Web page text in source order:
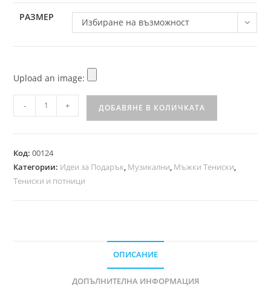
РАЗМЕР Избиране на възможност
Upload an image:
- + ДОБАВЯНЕ В КОЛИЧКАТА
Код:00124
Категории: Идеи за Подарък, Музикални, Мъжки Тениски,
Тениски и потници
ОПИСАНИЕ
ДОПЪЛНИТЕЛНА ИНФОРМАЦИЯ